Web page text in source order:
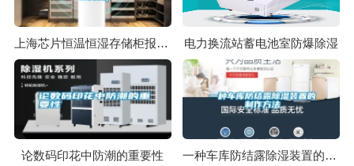
上海芯片恒温恒湿存储柜报价(你货比三家了吗？2022已更新) 电力换流站蓄电池室防爆除湿
论数码印花中防潮的重要性 一种车库防结露除湿装置的制作方法